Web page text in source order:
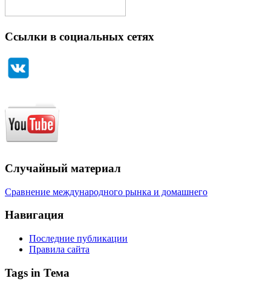
Ссылки в социальных сетях
Случайный материал
Сравнение международного рынка и домашнего
Навигация
Последние публикации
Правила сайта
Tags in Тема